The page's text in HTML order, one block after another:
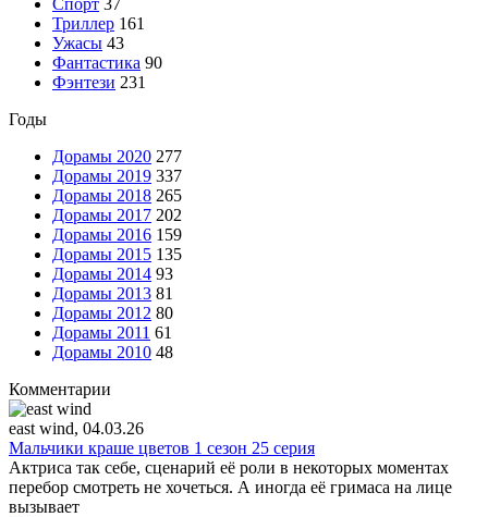
Триллер 161
Ужасы 43
Фантастика 90
Фэнтези 231
Годы
Дорамы 2020 277
Дорамы 2019 337
Дорамы 2018 265
Дорамы 2017 202
Дорамы 2016 159
Дорамы 2015 135
Дорамы 2014 93
Дорамы 2013 81
Дорамы 2012 80
Дорамы 2011 61
Дорамы 2010 48
Комментарии
east wind, 04.03.26
Мальчики краше цветов 1 сезон 25 серия
Актриса так себе, сценарий её роли в некоторых моментах
перебор смотреть не хочеться. А иногда её гримаса на лице
вызывает